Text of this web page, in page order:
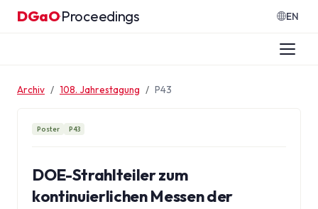
Zum Inhalt springen
DGaO·Proceedings EN
Archiv 108. Jahrestagung P43
Poster P43
DOE-Strahlteiler zum
kontinuierlichen Messen der